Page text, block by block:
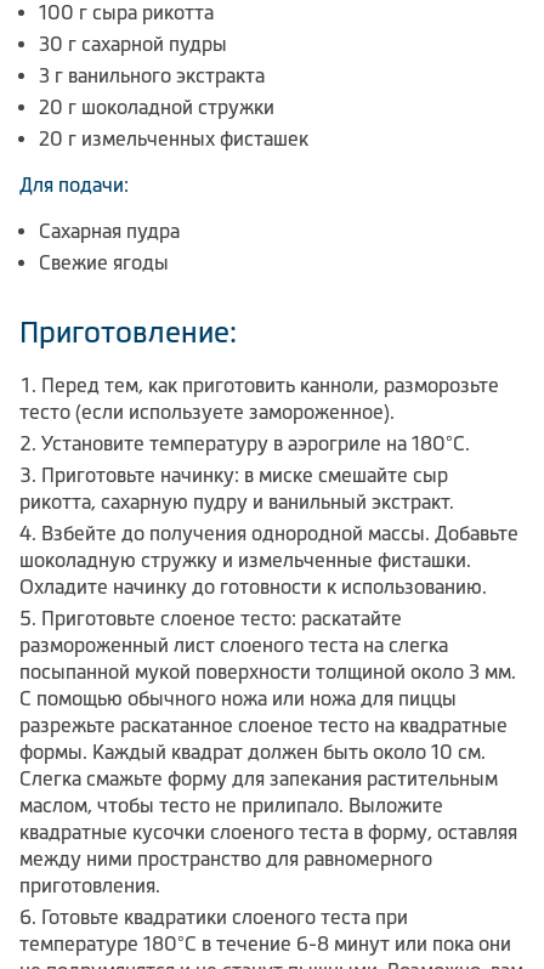
100 г сыра рикотта
30 г сахарной пудры
3 г ванильного экстракта
20 г шоколадной стружки
20 г измельченных фисташек
Для подачи:
Сахарная пудра
Свежие ягоды
Приготовление:
Перед тем, как приготовить канноли, разморозьте
тесто (если используете замороженное).
Установите температуру в аэрогриле на 180°C.
Приготовьте начинку: в миске смешайте сыр
рикотта, сахарную пудру и ванильный экстракт.
Взбейте до получения однородной массы. Добавьте
шоколадную стружку и измельченные фисташки.
Охладите начинку до готовности к использованию.
Приготовьте слоеное тесто: раскатайте
размороженный лист слоеного теста на слегка
посыпанной мукой поверхности толщиной около 3 мм.
С помощью обычного ножа или ножа для пиццы
разрежьте раскатанное слоеное тесто на квадратные
формы. Каждый квадрат должен быть около 10 см.
Слегка смажьте форму для запекания растительным
маслом, чтобы тесто не прилипало. Выложите
квадратные кусочки слоеного теста в форму, оставляя
между ними пространство для равномерного
приготовления.
Готовьте квадратики слоеного теста при
температуре 180°C в течение 6-8 минут или пока они